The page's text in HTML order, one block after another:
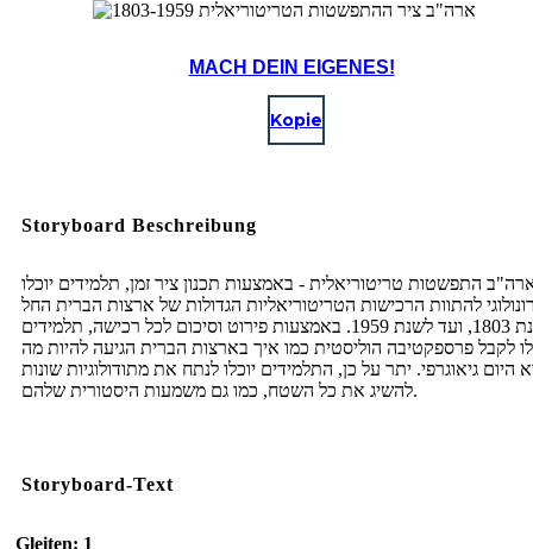
MACH DEIN EIGENES!
Kopie
Storyboard Beschreibung
התפשטות טריטוריאלית - באמצעות תכנון ציר זמן, תלמידים יוכלו
להתוות הרכישות הטריטוריאליות הגדולות של ארצות הברית החל
משנת 1803, ועד לשנת 1959. באמצעות פירוט וסיכום לכל רכישה, תלמידים
לקבל פרספקטיבה הוליסטית כמו איך בארצות הברית הגיעה להיות מה
היום גיאוגרפי. יתר על כן, התלמידים יוכלו לנתח את מתודולוגיות שונות
להשיג את כל השטח, כמו גם משמעות היסטורית שלהם.
Storyboard-Text
Gleiten: 1